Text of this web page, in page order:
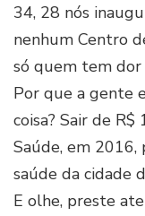
34, 28 nós
nenhum Centro
só quem tem dor
Por que a gente
coisa? Sair de
Saúde, em 2016,
saúde da cidade
E olhe, preste